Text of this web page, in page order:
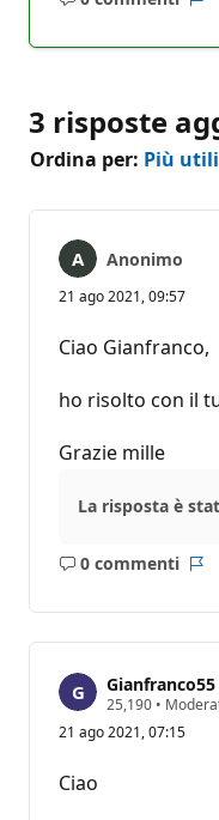
Nessun
3 risposte
Ordina per: Più utili
Anonimo
21 ago 2021, 09:57
Ciao Gianfranco,
ho risolto con il
Grazie mille
La risposta è
0 commenti
Nessun
Gianfranco55
25,190 P
n
•
21 ago 2021, 07:15
Ciao